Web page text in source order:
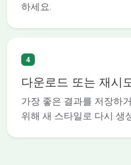
하세요.
4
다운로드 또는 재시
가장 좋은 결과를 저장하
위해 새 스타일로 다시 생